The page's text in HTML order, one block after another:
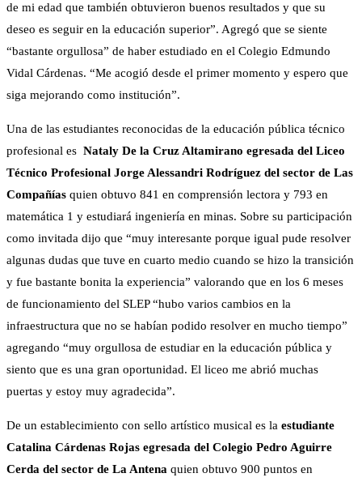
de mi edad que también obtuvieron buenos resultados y que su
deseo es seguir en la educación superior”. Agregó que se siente
“bastante orgullosa” de haber estudiado en el Colegio Edmundo
Vidal Cárdenas. “Me acogió desde el primer momento y espero que
siga mejorando como institución”.
Una de las estudiantes reconocidas de la educación pública técnico
profesional es Nataly De la Cruz Altamirano egresada del Liceo
Técnico Profesional Jorge Alessandri Rodríguez del sector de Las
Compañías quien obtuvo 841 en comprensión lectora y 793 en
matemática 1 y estudiará ingeniería en minas. Sobre su participación
como invitada dijo que “muy interesante porque igual pude resolver
algunas dudas que tuve en cuarto medio cuando se hizo la transición
y fue bastante bonita la experiencia” valorando que en los 6 meses
de funcionamiento del SLEP “hubo varios cambios en la
infraestructura que no se habían podido resolver en mucho tiempo”
agregando “muy orgullosa de estudiar en la educación pública y
siento que es una gran oportunidad. El liceo me abrió muchas
puertas y estoy muy agradecida”.
De un establecimiento con sello artístico musical es la estudiante
Catalina Cárdenas Rojas egresada del Colegio Pedro Aguirre
Cerda del sector de La Antena quien obtuvo 900 puntos en